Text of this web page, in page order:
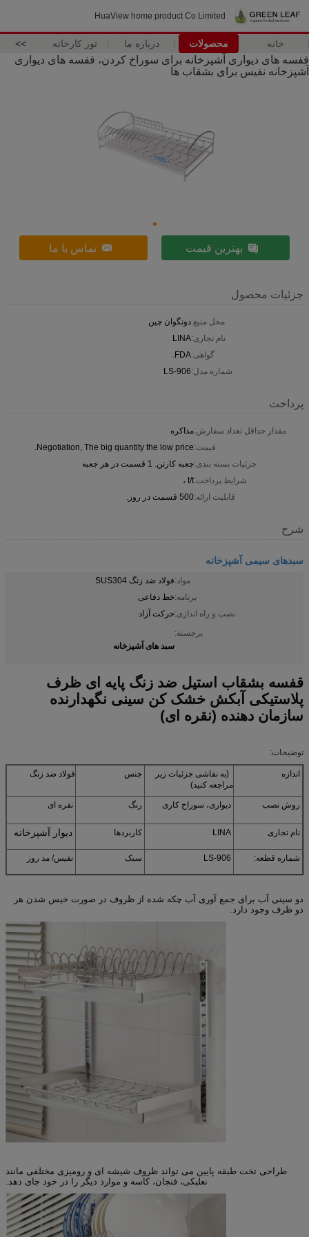
HuaView home product Co Limited
خانه محصولات درباره ما تور کارخانه >>
قفسه های دیواری آشپزخانه برای سوراخ کردن، قفسه های دیواری
آشپزخانه نفیس برای بشقاب ها
بهترین قیمت تماس با ما
جزئیات محصول
محل منبع:دونگوان چین
نام تجاری:LINA
گواهی:FDA.
شماره مدل:LS-906
پرداخت
مقدار حداقل تعداد سفارش:مذاکره
قیمت:Negotiation, The big quantity the low price.
جزئیات بسته بندی:جعبه کارتن. 1 قسمت در هر جعبه
شرایط پرداخت:t/t ،
قابلیت ارائه:500 قسمت در روز.
شرح
سبدهای سیمی آشپزخانه
مواد:فولاد ضد زنگ SUS304
برنامه:خط دفاعی
نصب و راه اندازی:حركت آزاد
برجسته:
سبد های آشپزخانه
قفسه بشقاب استیل ضد زنگ پایه ای ظرف
پلاستیکی آبکش خشک کن سینی نگهدارنده
سازمان دهنده (نقره ای)
توضیحات:
اندازه
(به نقاشی جزئیات زیر
مراجعه کنید)
جنس فولاد ضد زنگ
روش نصب دیواری، سوراخ کاری رنگ نقره ای
نام تجاری کاربردها دیوار آشپزخانه
شماره قطعه: سبک نفیس/ مد روز
دو سینی آب برای جمع آوری آب چکه شده از ظروف در صورت خیس شدن هر
دو ظرف وجود دارد.
طراحی تخت طبقه پایین می تواند ظروف شیشه ای و رومیزی مختلفی مانند
نعلبکی، فنجان، کاسه و موارد دیگر را در خود جای دهد.